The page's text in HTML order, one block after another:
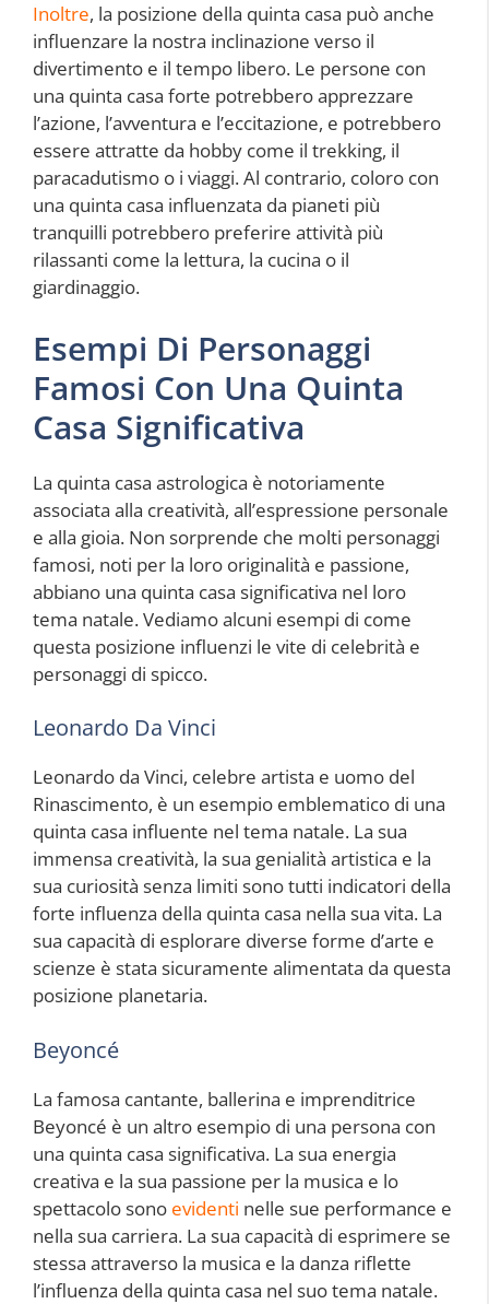
Inoltre, la posizione della quinta casa può anche
influenzare la nostra inclinazione verso il
divertimento e il tempo libero. Le persone con
una quinta casa forte potrebbero apprezzare
l’azione, l’avventura e l’eccitazione, e potrebbero
essere attratte da hobby come il trekking, il
paracadutismo o i viaggi. Al contrario, coloro con
una quinta casa influenzata da pianeti più
tranquilli potrebbero preferire attività più
rilassanti come la lettura, la cucina o il
giardinaggio.
Esempi Di Personaggi
Famosi Con Una Quinta
Casa Significativa
La quinta casa astrologica è notoriamente
associata alla creatività, all’espressione personale
e alla gioia. Non sorprende che molti personaggi
famosi, noti per la loro originalità e passione,
abbiano una quinta casa significativa nel loro
tema natale. Vediamo alcuni esempi di come
questa posizione influenzi le vite di celebrità e
personaggi di spicco.
Leonardo Da Vinci
Leonardo da Vinci, celebre artista e uomo del
Rinascimento, è un esempio emblematico di una
quinta casa influente nel tema natale. La sua
immensa creatività, la sua genialità artistica e la
sua curiosità senza limiti sono tutti indicatori della
forte influenza della quinta casa nella sua vita. La
sua capacità di esplorare diverse forme d’arte e
scienze è stata sicuramente alimentata da questa
posizione planetaria.
Beyoncé
La famosa cantante, ballerina e imprenditrice
Beyoncé è un altro esempio di una persona con
una quinta casa significativa. La sua energia
creativa e la sua passione per la musica e lo
spettacolo sono evidenti nelle sue performance e
nella sua carriera. La sua capacità di esprimere se
stessa attraverso la musica e la danza riflette
l’influenza della quinta casa nel suo tema natale.